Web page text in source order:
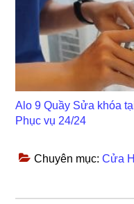
Alo 9 Quầy Sửa khóa
Phục vụ 24/24
Chuyên mục:Cửa